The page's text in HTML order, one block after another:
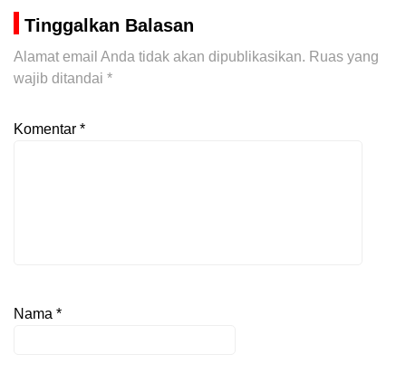
Tinggalkan Balasan
Alamat email Anda tidak akan dipublikasikan. Ruas yang
wajib ditandai *
Komentar *
Nama *